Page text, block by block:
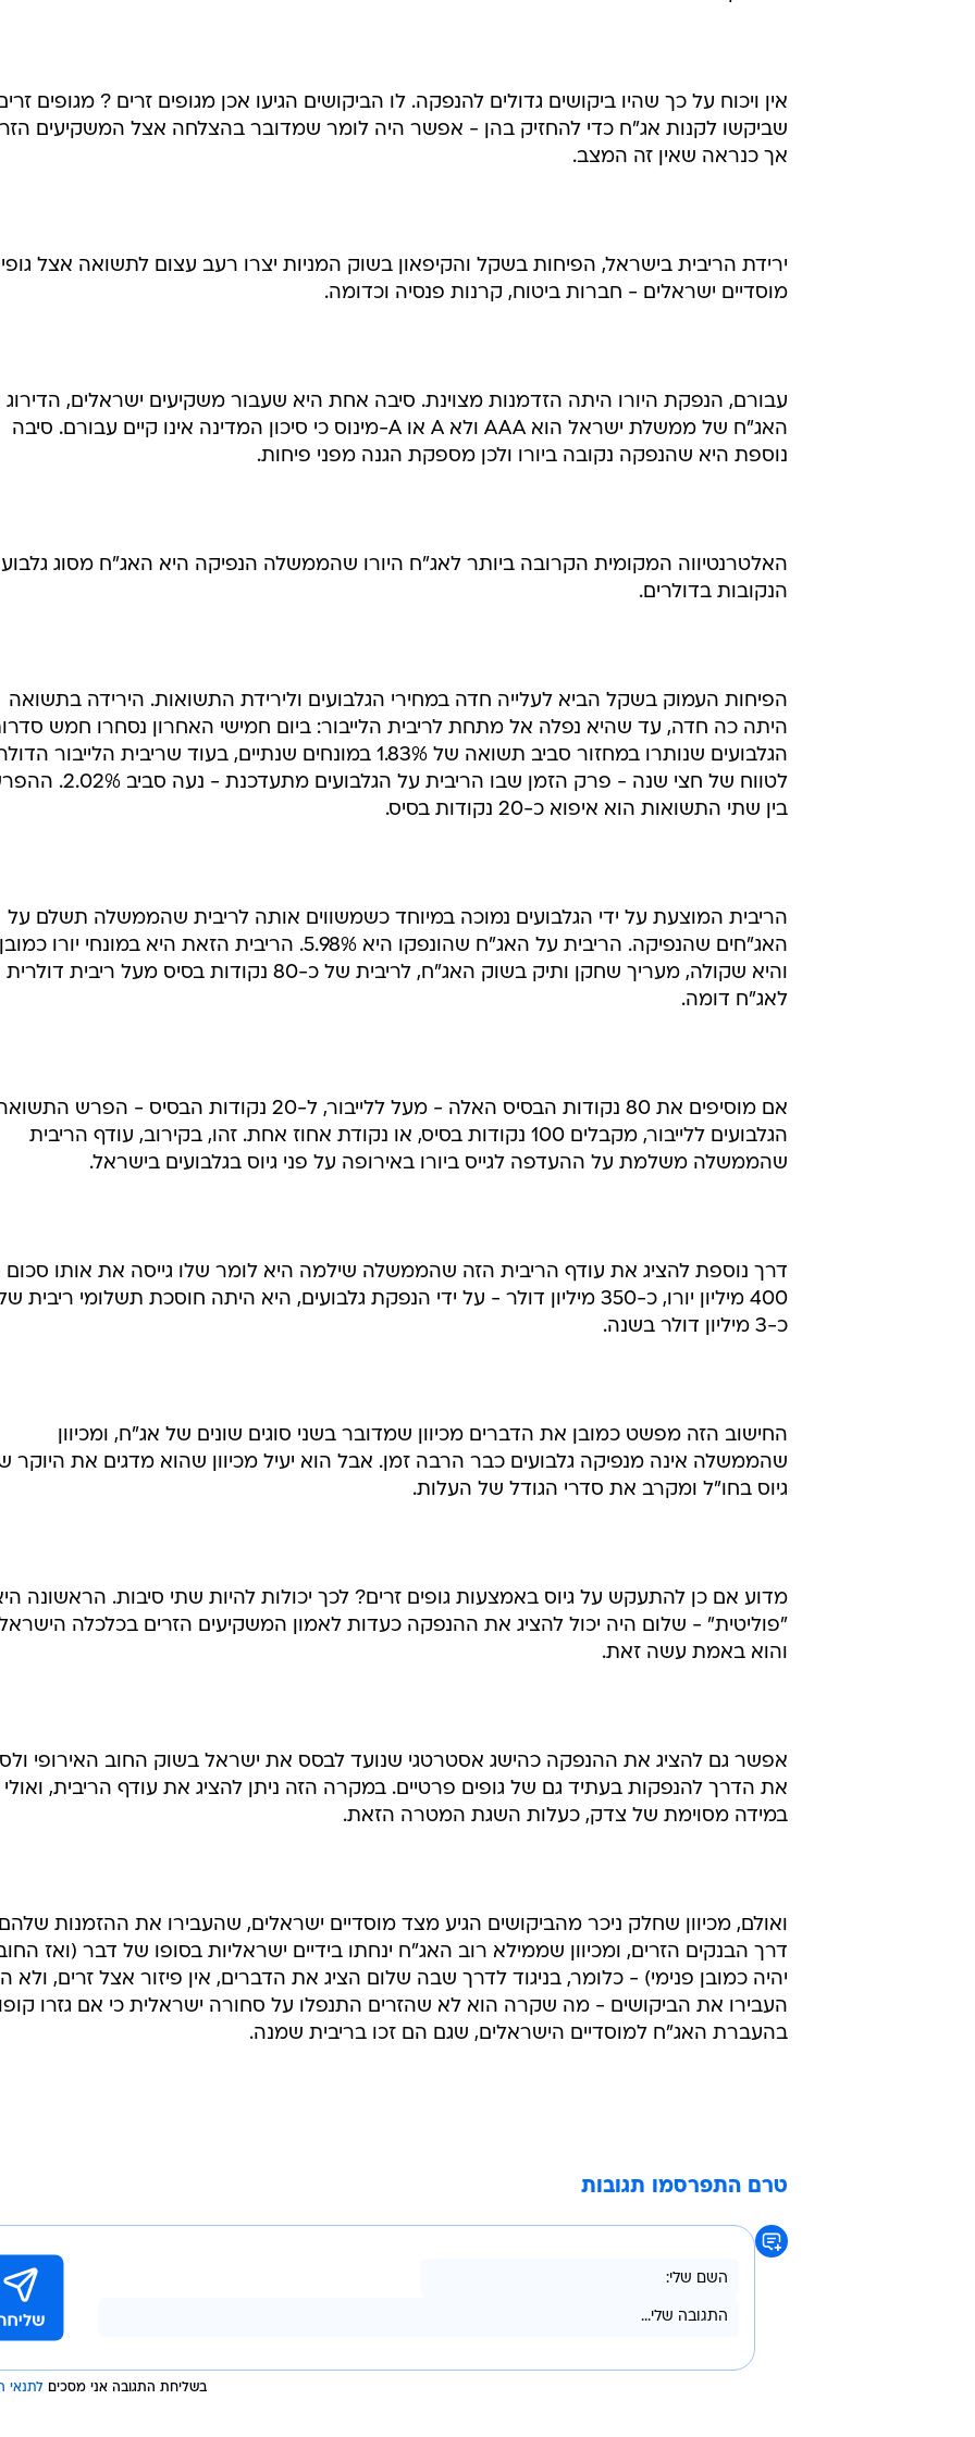
אין ויכוח על כך שהיו ביקושים גדולים להנפקה. לו הביקושים הגיעו אכן מגופים זרים ? מגופים
שביקשו לקנות אג"ח כדי להחזיק בהן - אפשר היה לומר שמדובר בהצלחה אצל המשקיעים
אך כנראה שאין זה המצב.
ירידת הריבית בישראל, הפיחות בשקל והקיפאון בשוק המניות יצרו רעב עצום לתשואה אצל
מוסדיים ישראלים - חברות ביטוח, קרנות פנסיה וכדומה.
עבורם, הנפקת היורו היתה הזדמנות מצוינת. סיבה אחת היא שעבור משקיעים ישראלים,
האג"ח של ממשלת ישראל הוא AAA ולא A או A-מינוס כי סיכון המדינה אינו קיים עבורם. סיבה
נוספת היא שהנפקה נקובה ביורו ולכן מספקת הגנה מפני פיחות.
האלטרנטיווה המקומית הקרובה ביותר לאג"ח היורו שהממשלה הנפיקה היא האג"ח מסוג
הנקובות בדולרים.
הפיחות העמוק בשקל הביא לעלייה חדה במחירי הגלבועים ולירידת התשואות. הירידה בתשואה
היתה כה חדה, עד שהיא נפלה אל מתחת לריבית הלייבור: ביום חמישי האחרון נסחרו חמש
הגלבועים שנותרו במחזור סביב תשואה של 1.83% במונחים שנתיים, בעוד שריבית הלייבור
לטווח של חצי שנה - פרק הזמן שבו הריבית על הגלבועים מתעדכנת - נעה
בין שתי התשואות הוא איפוא כ-20 נקודות בסיס.
הריבית המוצעת על ידי הגלבועים נמוכה במיוחד כשמשווים אותה לריבית שהממשלה תשלם על
האג"חים שהנפיקה. הריבית על האג"ח שהונפקו היא 5.98%. הריבית הזאת היא במונחי יורו
והיא שקולה, מעריך שחקן ותיק בשוק האג"ח, לריבית של כ-80 נקודות בסיס מעל ריבית דולרית
לאג"ח דומה.
אם מוסיפים את 80 נקודות הבסיס האלה - מעל ללייבור, ל-20 נקודות הבסיס - הפרש
הגלבועים ללייבור, מקבלים 100 נקודות בסיס, או נקודת אחוז אחת. זהו, בקירוב, עודף הריבית
שהממשלה משלמת על ההעדפה לגייס ביורו באירופה על פני גיוס בגלבועים בישראל.
דרך נוספת להציג את עודף הריבית הזה שהממשלה שילמה היא לומר שלו גייסה את אותו סכום
400 מיליון יורו, כ-350 מיליון דולר - על ידי הנפקת גלבועים, היא היתה חוסכת תשלומי ריבית
כ-3 מיליון דולר בשנה.
החישוב הזה מפשט כמובן את הדברים מכיוון שמדובר בשני סוגים שונים של אג"ח, ומכיוון
שהממשלה אינה מנפיקה גלבועים כבר הרבה זמן. אבל הוא יעיל מכיוון שהוא מדגים את היוקר
גיוס בחו"ל ומקרב את סדרי הגודל של העלות.
מדוע אם כן להתעקש על גיוס באמצעות גופים זרים? לכך יכולות להיות שתי סיבות. הראשונה
"פוליטית" - שלום היה יכול להציג את ההנפקה כעדות לאמון המשקיעים הזרים בכלכלה
והוא באמת עשה זאת.
אפשר גם להציג את ההנפקה כהישג אסטרטגי שנועד לבסס את ישראל בשוק החוב האירופי
את הדרך להנפקות בעתיד גם של גופים פרטיים. במקרה הזה ניתן להציג את עודף הריבית, ואולי
במידה מסוימת של צדק, כעלות השגת המטרה הזאת.
ואולם, מכיוון שחלק ניכר מהביקושים הגיע מצד מוסדיים ישראלים, שהעבירו את ההזמנות שלהם
דרך הבנקים הזרים, ומכיוון שממילא רוב האג"ח ינחתו בידיים ישראליות בסופו של דבר (ואז
יהיה כמובן פנימי) - כלומר, בניגוד לדרך שבה שלום הציג את הדברים, אין פיזור אצל זרים, ולא
העבירו את הביקושים - מה שקרה הוא לא שהזרים התנפלו על סחורה ישראלית כי אם גזרו
בהעברת האג"ח למוסדיים הישראלים, שגם הם זכו בריבית שמנה.
טרם התפרסמו תגובות
בשליחת התגובה אני מסכים לתנאי